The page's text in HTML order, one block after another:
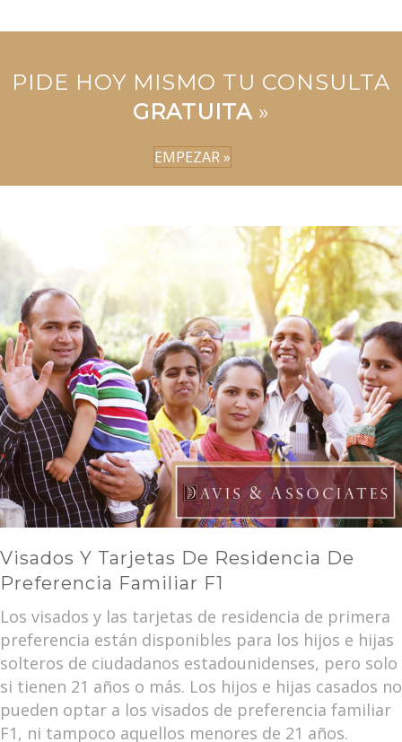
PIDE HOY MISMO TU CONSULTA
GRATUITA»
EMPEZAR »
Visados Y Tarjetas De Residencia De
Preferencia Familiar F1
Los visados y las tarjetas de residencia de primera
preferencia están disponibles para los hijos e hijas
solteros de ciudadanos estadounidenses, pero solo
si tienen 21 años o más. Los hijos e hijas casados no
pueden optar a los visados de preferencia familiar
F1, ni tampoco aquellos menores de 21 años.